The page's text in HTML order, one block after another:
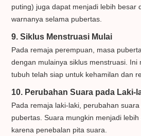
puting) juga dapat menjadi lebih besar
warnanya selama pubertas.
9. Siklus Menstruasi Mulai
Pada remaja perempuan, masa
dengan mulainya siklus menstruasi. Ini
tubuh telah siap untuk kehamilan dan
10. Perubahan Suara pada Laki-
Pada remaja laki-laki, perubahan
pubertas. Suara mungkin menjadi
karena penebalan pita suara.